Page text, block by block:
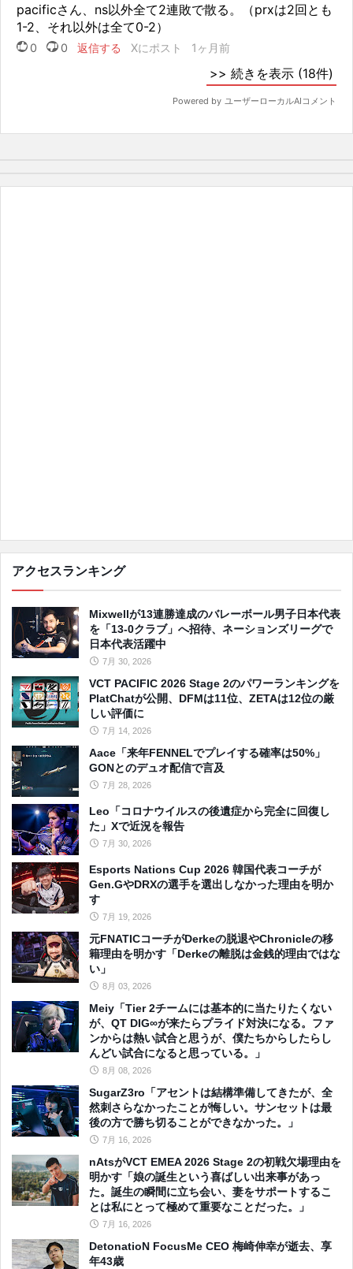
アクセスランキング
Mixwellが13連勝達成のバレーボール男子日本代表
を「13-0クラブ」へ招待、ネーションズリーグで
日本代表活躍中
7月 30, 2026
VCT PACIFIC 2026 Stage 2のパワーランキングを
PlatChatが公開、DFMは11位、ZETAは12位の厳
しい評価に
7月 14, 2026
Aace「来年FENNELでプレイする確率は50%」
GONとのデュオ配信で言及
7月 28, 2026
Leo「コロナウイルスの後遺症から完全に回復し
た」Xで近況を報告
7月 30, 2026
Esports Nations Cup 2026 韓国代表コーチが
Gen.GやDRXの選手を選出しなかった理由を明か
す
7月 19, 2026
元FNATICコーチがDerkeの脱退やChronicleの移
籍理由を明かす「Derkeの離脱は金銭的理由ではな
い」
8月 03, 2026
Meiy「Tier 2チームには基本的に当たりたくない
が、QT DIG∞が来たらプライド対決になる。ファ
ンからは熱い試合と思うが、僕たちからしたらし
んどい試合になると思っている。」
8月 08, 2026
SugarZ3ro「アセントは結構準備してきたが、全
然刺さらなかったことが悔しい。サンセットは最
後の方で勝ち切ることができなかった。」
7月 16, 2026
nAtsがVCT EMEA 2026 Stage 2の初戦欠場理由を
明かす「娘の誕生という喜ばしい出来事があっ
た。誕生の瞬間に立ち会い、妻をサポートするこ
とは私にとって極めて重要なことだった。」
7月 16, 2026
DetonatioN FocusMe CEO 梅崎伸幸が逝去、享
年43歳